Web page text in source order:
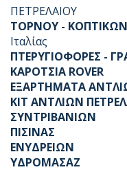
ΠΕΤΡΕΛΑΙΟΥ
ΤΟΡΝΟΥ -
Ιταλίας
ΠΤΕΡΥΓΙΟΦΟΡΕΣ -
ΚΑΡΟΤΣΙΑ ROVER
ΕΞΑΡΤΗΜΑΤΑ
KIT ΑΝΤΛΙΩΝ
ΣΥΝΤΡΙΒΑΝΙΩΝ
ΠΙΣΙΝΑΣ
ΕΝΥΔΡΕΙΩΝ
ΥΔΡΟΜΑΣΑΖ